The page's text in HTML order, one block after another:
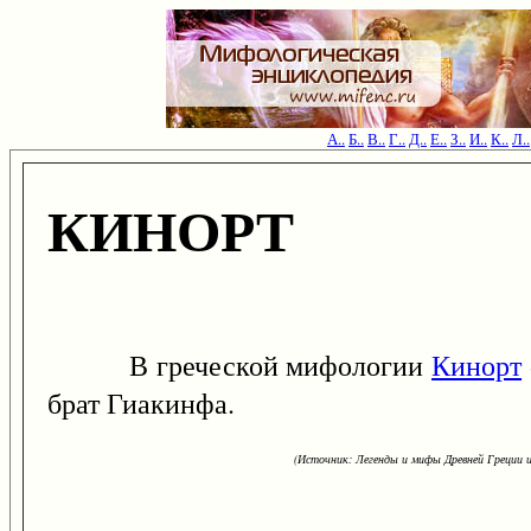
А..Б..В..Г..Д..Е..З..И..К..Л..
КИНОРТ
В греческой мифологииКинорт
брат Гиакинфа.
(Источник: Легенды и мифы Древней